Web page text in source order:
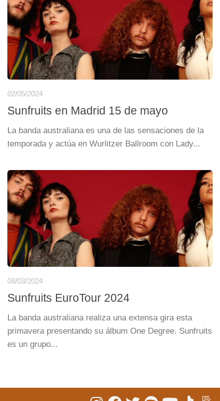
02/05/2024
Sunfruits en Madrid 15 de mayo
La banda australiana es una de las sensaciones de la
temporada y actúa en Wurlitzer Ballroom con Lady...
08/03/2024
Sunfruits EuroTour 2024
La banda australiana realiza una extensa gira esta
primavera presentando su álbum One Degree. Sunfruits
es un grupo...